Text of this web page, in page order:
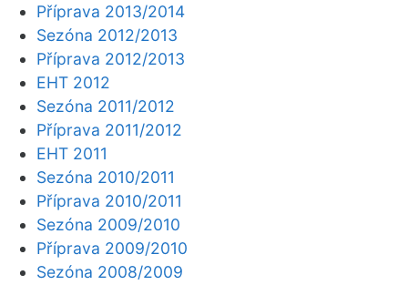
Příprava 2013/2014
Sezóna 2012/2013
Příprava 2012/2013
EHT 2012
Sezóna 2011/2012
Příprava 2011/2012
EHT 2011
Sezóna 2010/2011
Příprava 2010/2011
Sezóna 2009/2010
Příprava 2009/2010
Sezóna 2008/2009